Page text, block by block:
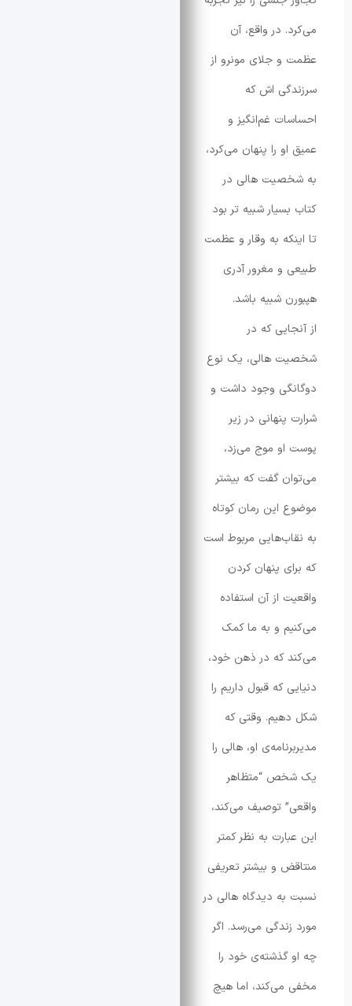
در واقع، آن
جلای مونرو از
اش که
غم‌انگیز و
را پنهان می‌کرد،
هالی در
شبیه تر بود
به وقار و عظمت
مغرور آدری
شبیه باشد.
که در
هالی، یک نوع
وجود داشت و
در زیر
موج می‌زد،
گفت که بیشتر
این رمان کوتاه
مربوط است
پنهان کردن
از آن استفاده
و به ما کمک
که در ذهن خود،
که قبول داریم را
وقتی که
او، هالی را
“متظاهر
توصیف می‌کند،
به نظر کمتر
و بیشتر تعریفی
دیدگاه هالی در
می‌رسد. اگر
خود را
اما هیچ